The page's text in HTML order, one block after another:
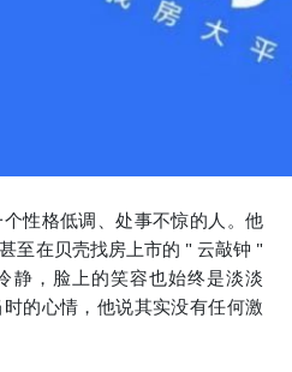
个性格低调、处事不惊的人。他
至在贝壳找房上市的 " 云敲钟 "
静，脸上的笑容也始终是淡淡
的心情，他说其实没有任何激